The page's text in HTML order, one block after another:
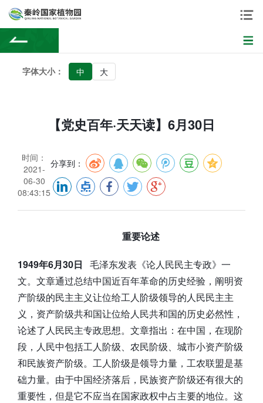
字体大小： 中 大
【党史百年·天天读】6月30日
时间：
2021-
06-30
08:43:15
分享到：
重要论述
1949年6月30日
毛泽东发表《论人民民主专政》一
文。文章通过总结中国近百年革命的历史经验，阐明资
产阶级的民主主义让位给工人阶级领导的人民民主主
义，资产阶级共和国让位给人民共和国的历史必然性，
论述了人民民主专政思想。文章指出：在中国，在现阶
段，人民中包括工人阶级、农民阶级、城市小资产阶级
和民族资产阶级。工人阶级是领导力量，工农联盟是基
础力量。由于中国经济落后，民族资产阶级还有很大的
重要性，但是它不应当在国家政权中占主要的地位。这